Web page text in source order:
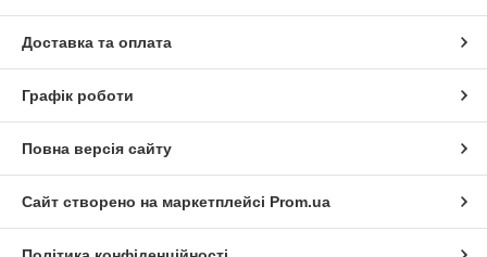
Доставка та оплата
Графік роботи
Повна версія сайту
Сайт створено на маркетплейсі Prom.ua